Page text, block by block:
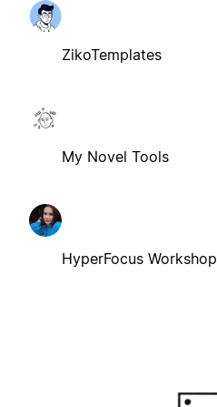
ZikoTemplates
My Novel Tools
HyperFocus Workshop